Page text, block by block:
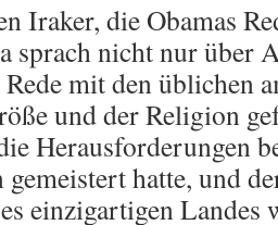
Iraker, die Obamas
sprach nicht nur über
mit den üblichen
und der Religion
Herausforderungen
hatte, und
einzigartigen Landes